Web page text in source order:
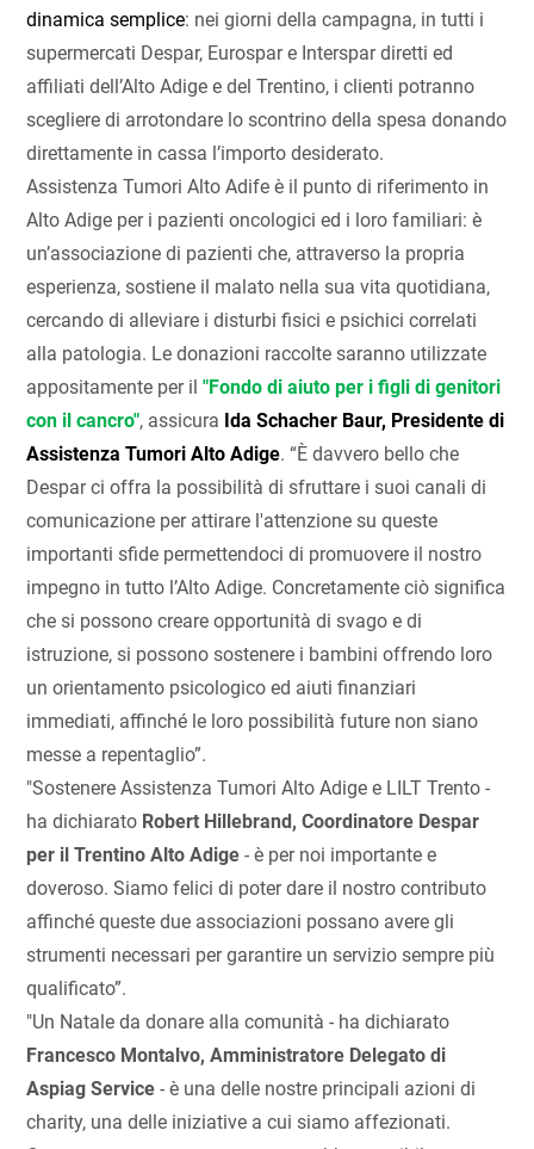
dinamica semplice: nei giorni della campagna, in tutti i
supermercati Despar, Eurospar e Interspar diretti ed
affiliati dell’Alto Adige e del Trentino, i clienti potranno
scegliere di arrotondare lo scontrino della spesa donando
direttamente in cassa l’importo desiderato.
Assistenza Tumori Alto Adife è il punto di riferimento in
Alto Adige per i pazienti oncologici ed i loro familiari: è
un’associazione di pazienti che, attraverso la propria
esperienza, sostiene il malato nella sua vita quotidiana,
cercando di alleviare i disturbi fisici e psichici correlati
alla patologia. Le donazioni raccolte saranno utilizzate
appositamente per il"Fondo di aiuto per i figli di genitori
con il cancro", assicura Ida Schacher Baur, Presidente di
Assistenza Tumori Alto Adige. “È davvero bello che
Despar ci offra la possibilità di sfruttare i suoi canali di
comunicazione per attirare l'attenzione su queste
importanti sfide permettendoci di promuovere il nostro
impegno in tutto l’Alto Adige. Concretamente ciò significa
che si possono creare opportunità di svago e di
istruzione, si possono sostenere i bambini offrendo loro
un orientamento psicologico ed aiuti finanziari
immediati, affinché le loro possibilità future non siano
messe a repentaglio”.
"Sostenere Assistenza Tumori Alto Adige e LILT Trento -
ha dichiarato Robert Hillebrand, Coordinatore Despar
per il Trentino Alto Adige - è per noi importante e
doveroso. Siamo felici di poter dare il nostro contributo
affinché queste due associazioni possano avere gli
strumenti necessari per garantire un servizio sempre più
qualificato”.
"Un Natale da donare alla comunità - ha dichiarato
Francesco Montalvo, Amministratore Delegato di
Aspiag Service - è una delle nostre principali azioni di
charity, una delle iniziative a cui siamo affezionati.